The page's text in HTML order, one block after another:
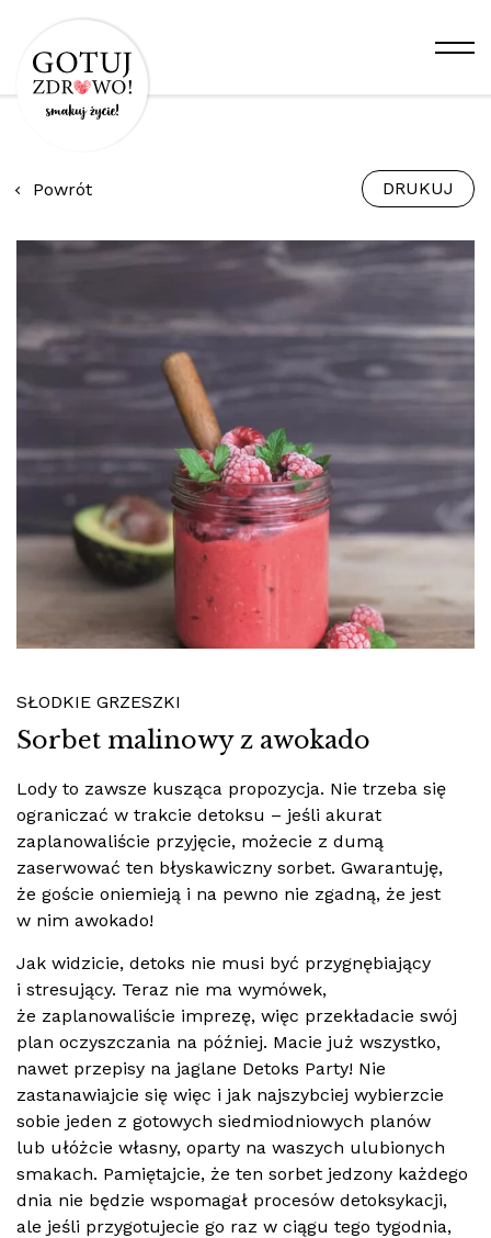
Powrót DRUKUJ
SŁODKIE GRZESZKI
Sorbet malinowy z awokado
Lody to zawsze kusząca propozycja. Nie trzeba się
ograniczać w trakcie detoksu – jeśli akurat
zaplanowaliście przyjęcie, możecie z dumą
zaserwować ten błyskawiczny sorbet. Gwarantuję,
że goście oniemieją i na pewno nie zgadną, że jest
w nim awokado!
Jak widzicie, detoks nie musi być przygnębiający
i stresujący. Teraz nie ma wymówek,
że zaplanowaliście imprezę, więc przekładacie swój
plan oczyszczania na później. Macie już wszystko,
nawet przepisy na jaglane Detoks Party! Nie
zastanawiajcie się więc i jak najszybciej wybierzcie
sobie jeden z gotowych siedmiodniowych planów
lub ułóżcie własny, oparty na waszych ulubionych
smakach. Pamiętajcie, że ten sorbet jedzony każdego
dnia nie będzie wspomagał procesów detoksykacji,
ale jeśli przygotujecie go raz w ciągu tego tygodnia,